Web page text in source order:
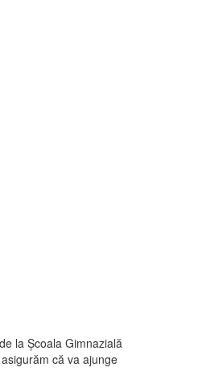
la Școala Gimnazială
că va ajunge